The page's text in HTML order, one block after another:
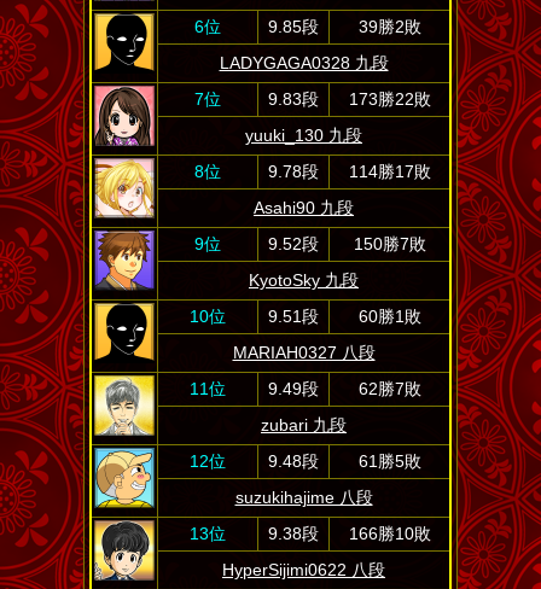
6位
9.85段
39勝2敗
LADYGAGA0328 九段
7位
9.83段
173勝22敗
yuuki_130 九段
8位
9.78段
114勝17敗
Asahi90 九段
9位
9.52段
150勝7敗
KyotoSky 九段
10位
9.51段
60勝1敗
MARIAH0327 八段
11位
9.49段
62勝7敗
zubari 九段
12位
9.48段
61勝5敗
suzukihajime 八段
13位
9.38段
166勝10敗
HyperSijimi0622 八段